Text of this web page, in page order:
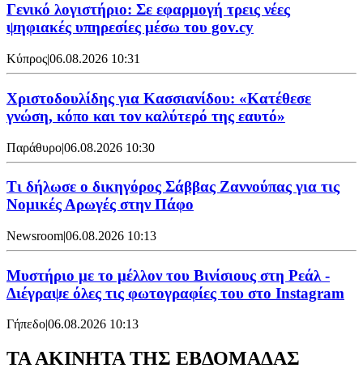
Γενικό λογιστήριο: Σε εφαρμογή τρεις νέες
ψηφιακές υπηρεσίες μέσω του gov.cy
Κύπρος|06.08.2026 10:31
Χριστοδουλίδης για Κασσιανίδου: «Κατέθεσε
γνώση, κόπο και τον καλύτερό της εαυτό»
Παράθυρο|06.08.2026 10:30
Τι δήλωσε ο δικηγόρος Σάββας Ζαννούπας για τις
Νομικές Αρωγές στην Πάφο
Newsroom|06.08.2026 10:13
Μυστήριο με το μέλλον του Βινίσιους στη Ρεάλ -
Διέγραψε όλες τις φωτογραφίες του στο Instagram
Γήπεδο06.08.2026 10:13
ΤΑ ΑΚΙΝΗΤΑ ΤΗΣ ΕΒΔΟΜΑΔΑΣ